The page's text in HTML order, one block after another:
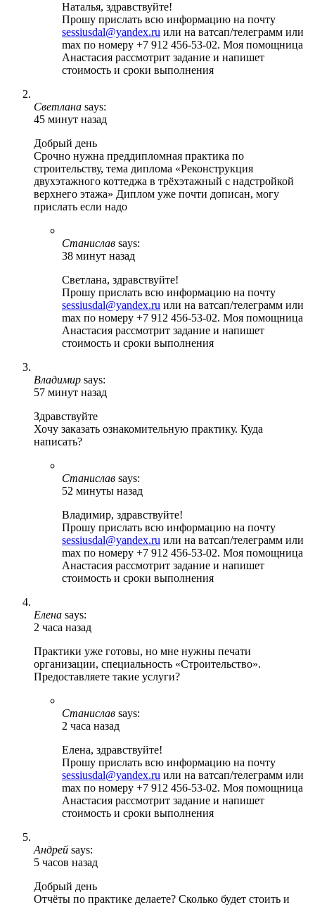
Наталья, здравствуйте!
Прошу прислать всю информацию на почту
sessiusdal@yandex.ru или на ватсап/телеграмм или
max по номеру +7 912 456-53-02. Моя помощница
Анастасия рассмотрит задание и напишет
стоимость и сроки выполнения
Светлана says:
45 минут назад
Добрый день
Срочно нужна преддипломная практика по
строительству, тема диплома «Реконструкция
двухэтажного коттеджа в трёхэтажный с надстройкой
верхнего этажа» Диплом уже почти дописан, могу
прислать если надо
Станислав says:
38 минут назад
Светлана, здравствуйте!
Прошу прислать всю информацию на почту
sessiusdal@yandex.ru или на ватсап/телеграмм или
max по номеру +7 912 456-53-02. Моя помощница
Анастасия рассмотрит задание и напишет
стоимость и сроки выполнения
Владимир says:
57 минут назад
Здравствуйте
Хочу заказать ознакомительную практику. Куда
написать?
Станислав says:
52 минуты назад
Владимир, здравствуйте!
Прошу прислать всю информацию на почту
sessiusdal@yandex.ru или на ватсап/телеграмм или
max по номеру +7 912 456-53-02. Моя помощница
Анастасия рассмотрит задание и напишет
стоимость и сроки выполнения
Елена says:
2 часа назад
Практики уже готовы, но мне нужны печати
организации, специальность «Строительство».
Предоставляете такие услуги?
Станислав says:
2 часа назад
Елена, здравствуйте!
Прошу прислать всю информацию на почту
sessiusdal@yandex.ru или на ватсап/телеграмм или
max по номеру +7 912 456-53-02. Моя помощница
Анастасия рассмотрит задание и напишет
стоимость и сроки выполнения
Андрей says:
5 часов назад
Добрый день
Отчёты по практике делаете? Сколько будет стоить и